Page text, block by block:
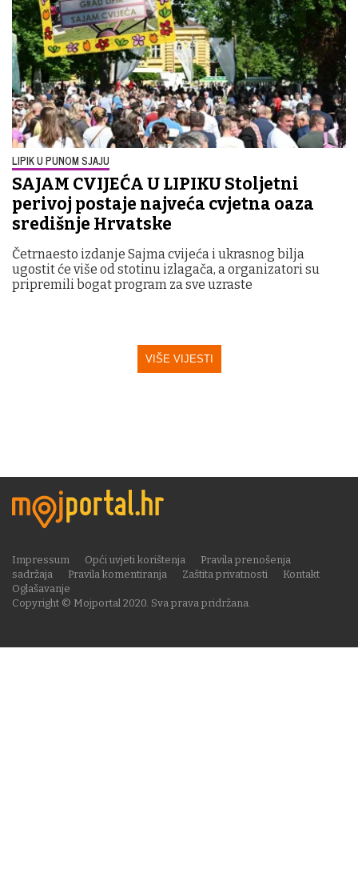
LIPIK U PUNOM SJAJU
SAJAM CVIJEĆA U LIPIKU Stoljetni
perivoj postaje najveća cvjetna oaza
središnje Hrvatske
Četrnaesto izdanje Sajma cvijeća i ukrasnog bilja
ugostit će više od stotinu izlagača, a organizatori su
pripremili bogat program za sve uzraste
VIŠE VIJESTI
Copyright © Mojportal 2020. Sva prava pridržana.
Impressum Opći uvjeti korištenja
Pravila prenošenja
sadržaja
Pravila komentiranja Zaštita privatnosti
Kontakt
Oglašavanje